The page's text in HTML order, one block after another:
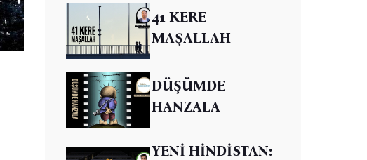
41 KERE
MAŞALLAH
DÜŞÜMDE
HANZALA
YENİ HİNDİSTAN: